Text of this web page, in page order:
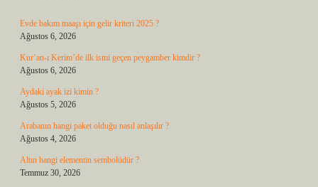
Evde bakım maaşı için gelir kriteri 2025 ?
Ağustos 6, 2026
Kur’an-ı Kerim’de ilk ismi geçen peygamber kimdir ?
Ağustos 6, 2026
Aydaki ayak izi kimin ?
Ağustos 5, 2026
Arabanın hangi paket olduğu nasıl anlaşılır ?
Ağustos 4, 2026
Altın hangi elementin sembolüdür ?
Temmuz 30, 2026